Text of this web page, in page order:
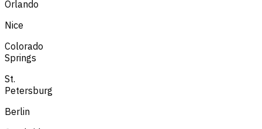
Orlando
Nice
Colorado
Springs
St.
Petersburg
Berlin